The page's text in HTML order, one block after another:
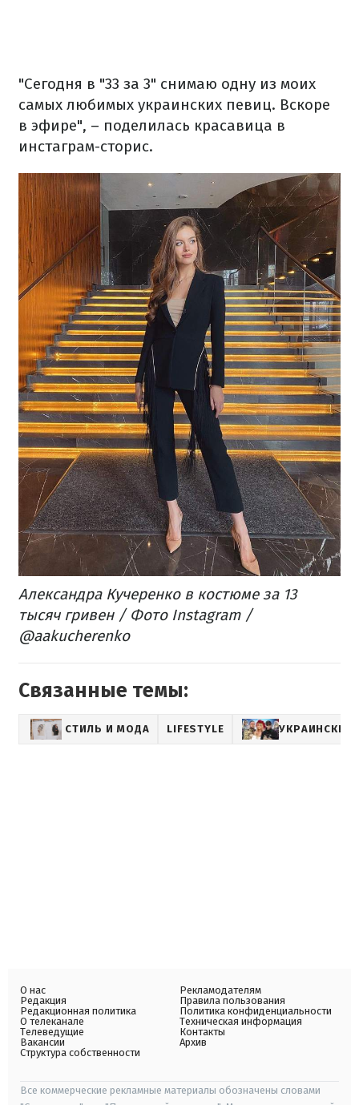
"Сегодня в "33 за 3" снимаю одну из моих
самых любимых украинских певиц. Вскоре
в эфире", – поделилась красавица в
инстаграм-сторис.
Александра Кучеренко в костюме за 13
тысяч гривен / Фото Instagram /
@aakucherenko
Связанные темы:
СТИЛЬ И МОДА LIFESTYLE УКРАИНСКИЕ
О нас
Редакция
Редакционная политика
О телеканале
Телеведущие
Вакансии
Структура собственности
Рекламодателям
Правила пользования
Политика конфиденциальности
Техническая информация
Контакты
Архив
Все коммерческие рекламные материалы обозначены словами